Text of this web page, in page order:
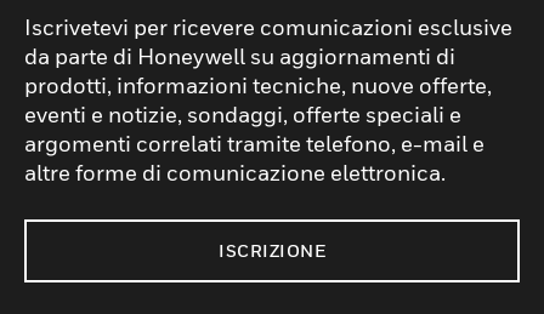
Iscrivetevi per ricevere comunicazioni esclusive
da parte di Honeywell su aggiornamenti di
prodotti, informazioni tecniche, nuove offerte,
eventi e notizie, sondaggi, offerte speciali e
argomenti correlati tramite telefono, e-mail e
altre forme di comunicazione elettronica.
ISCRIZIONE